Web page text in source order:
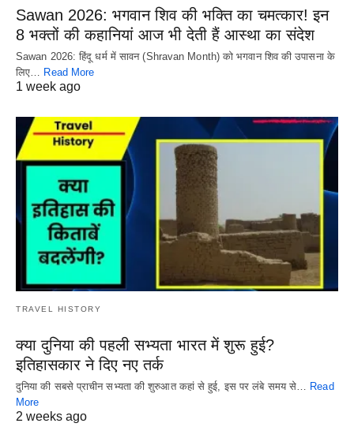
Sawan 2026: भगवान शिव की भक्ति का चमत्कार! इन
8 भक्तों की कहानियां आज भी देती हैं आस्था का संदेश
Sawan 2026: हिंदू धर्म में सावन (Shravan Month) को भगवान शिव की उपासना के
लिए… Read More
1 week ago
TRAVEL HISTORY
क्या दुनिया की पहली सभ्यता भारत में शुरू हुई?
इतिहासकार ने दिए नए तर्क
दुनिया की सबसे प्राचीन सभ्यता की शुरुआत कहां से हुई, इस पर लंबे समय से… Read
More
2 weeks ago